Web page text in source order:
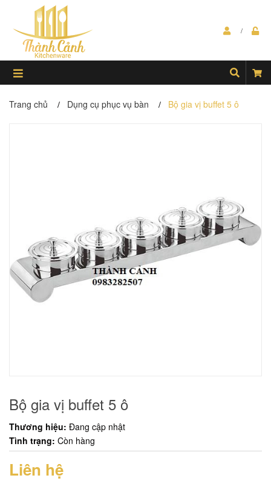
Trang chủ / Dụng cụ phục vụ bàn / Bộ gia vị buffet 5 ô
Bộ gia vị buffet 5 ô
Thương hiệu: Đang cập nhật
Tình trạng: Còn hàng
Liên hệ